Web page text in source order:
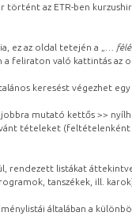
történt az ETR-ben
ez az oldal tetején a „
…
a feliraton való kattintás az
keresést végezhet
mutató kettős >>
tételeket (feltételenként
rendezett listákat
tanszékek, ill.
általában a